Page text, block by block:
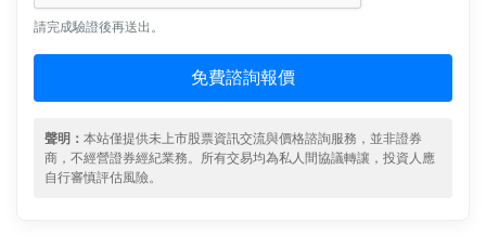
請完成驗證後再送出。
免費諮詢報價
聲明： 本站僅提供未上市股票資訊交流與價格諮詢服務，並非證券
商，不經營證券經紀業務。所有交易均為私人間協議轉讓，投資人應
自行審慎評估風險。